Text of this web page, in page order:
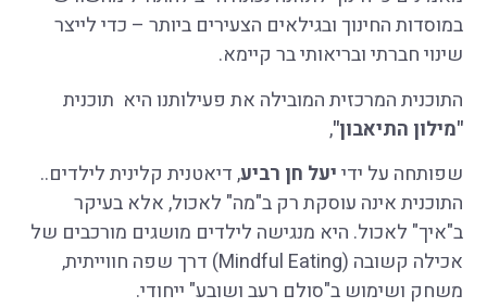
במוסדות החינוך ובגילאים הצעירים ביותר – כדי לייצר
שינוי חברתי ובריאותי בר קיימא.
התוכנית המרכזית המובילה את פעילותנו היא תוכנית
"מילון התיאבון",
שפותחה על ידייעל חן רביע, דיאטנית קלינית לילדים..
התוכנית אינה עוסקת רק ב"מה" לאכול, אלא בעיקר
ב"איך" לאכול. היא מנגישה לילדים מושגים מורכבים של
אכילה קשובה (Mindful Eating) דרך שפה חווייתית,
משחק ושימוש ב"סולם רעב ושובע" ייחודי.